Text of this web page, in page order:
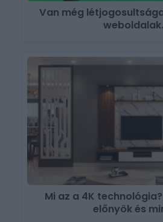
Van még
Mi az a 4K
előnyök és